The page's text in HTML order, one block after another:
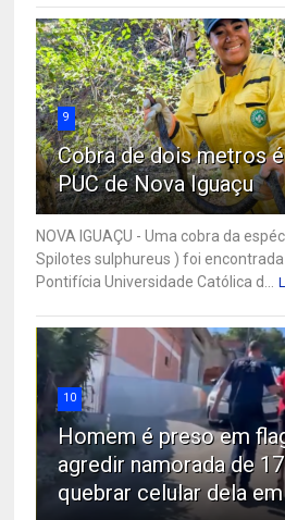
9
Cobra de dois metros
PUC de Nova Iguaçu
NOVA IGUAÇU - Uma cobra da
Spilotes sulphureus ) foi
Pontifícia Universidade Católica d...
10
Homem é preso em
agredir namorada de
quebrar celular dela